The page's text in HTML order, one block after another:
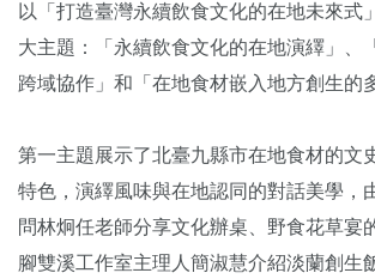
以「打造臺灣永續飲食文化的在地未來式
大主題：「永續飲食文化的在地演繹」、
跨域協作」和「在地食材嵌入地方創生的
第一主題展示了北臺九縣市在地食材的文
特色，演繹風味與在地認同的對話美學，
問林炯任老師分享文化辦桌、野食花草宴
腳雙溪工作室主理人簡淑慧介紹淡蘭創生